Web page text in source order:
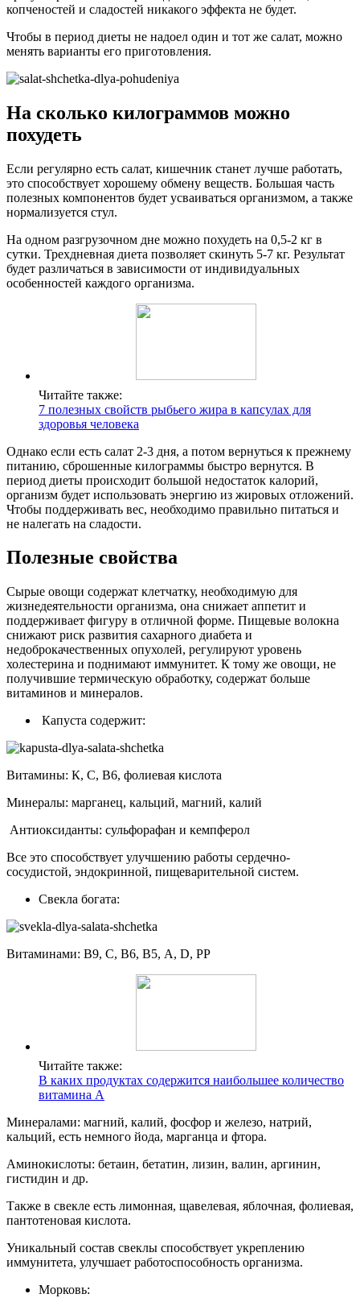
копченостей и сладостей никакого эффекта не будет.
Чтобы в период диеты не надоел один и тот же салат, можно
менять варианты его приготовления.
На сколько килограммов можно
похудеть
Если регулярно есть салат, кишечник станет лучше работать,
это способствует хорошему обмену веществ. Большая часть
полезных компонентов будет усваиваться организмом, а также
нормализуется стул.
На одном разгрузочном дне можно похудеть на 0,5-2 кг в
сутки. Трехдневная диета позволяет скинуть 5-7 кг. Результат
будет различаться в зависимости от индивидуальных
особенностей каждого организма.
Читайте также:
7 полезных свойств рыбьего жира в капсулах для
здоровья человека
Однако если есть салат 2-3 дня, а потом вернуться к прежнему
питанию, сброшенные килограммы быстро вернутся. В
период диеты происходит большой недостаток калорий,
организм будет использовать энергию из жировых отложений.
Чтобы поддерживать вес, необходимо правильно питаться и
не налегать на сладости.
Полезные свойства
Сырые овощи содержат клетчатку, необходимую для
жизнедеятельности организма, она снижает аппетит и
поддерживает фигуру в отличной форме. Пищевые волокна
снижают риск развития сахарного диабета и
недоброкачественных опухолей, регулируют уровень
холестерина и поднимают иммунитет. К тому же овощи, не
получившие термическую обработку, содержат больше
витаминов и минералов.
Капуста содержит:
Витамины: К, С, В6, фолиевая кислота
Минералы: марганец, кальций, магний, калий
Антиоксиданты: сульфорафан и кемпферол
Все это способствует улучшению работы сердечно-
сосудистой, эндокринной, пищеварительной систем.
Свекла богата:
Витаминами: B9, С, B6, B5, А, D, PP
Читайте также:
В каких продуктах содержится наибольшее количество
витамина А
Минералами: магний, калий, фосфор и железо, натрий,
кальций, есть немного йода, марганца и фтора.
Аминокислоты: бетаин, бетатин, лизин, валин, аргинин,
гистидин и др.
Также в свекле есть лимонная, щавелевая, яблочная, фолиевая,
пантотеновая кислота.
Уникальный состав свеклы способствует укреплению
иммунитета, улучшает работоспособность организма.
Морковь: